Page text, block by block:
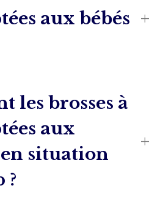
aux bébés
les brosses à
aux
situation
?